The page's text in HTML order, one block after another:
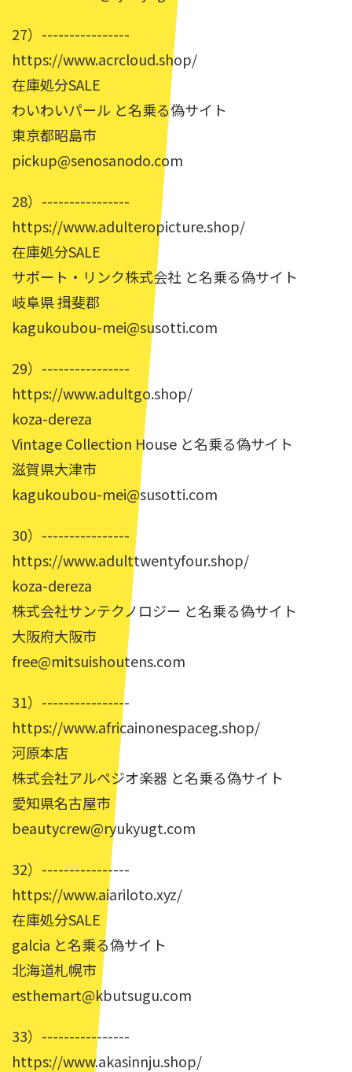
27）----------------
https://www.acrcloud.shop/
在庫処分SALE
わいわいパール と名乗る偽サイト
東京都昭島市
pickup@senosanodo.com
28）----------------
https://www.adulteropicture.shop/
在庫処分SALE
サポート・リンク株式会社 と名乗る偽サイト
岐阜県 揖斐郡
kagukoubou-mei@susotti.com
29）----------------
https://www.adultgo.shop/
koza-dereza
Vintage Collection House と名乗る偽サイト
滋賀県大津市
kagukoubou-mei@susotti.com
30）----------------
https://www.adulttwentyfour.shop/
koza-dereza
株式会社サンテクノロジー と名乗る偽サイト
大阪府大阪市
free@mitsuishoutens.com
31）----------------
https://www.africainonespaceg.shop/
河原本店
株式会社アルペジオ楽器 と名乗る偽サイト
愛知県名古屋市
beautycrew@ryukyugt.com
32）----------------
https://www.aiariloto.xyz/
在庫処分SALE
galcia と名乗る偽サイト
北海道札幌市
esthemart@kbutsugu.com
33）----------------
https://www.akasinnju.shop/